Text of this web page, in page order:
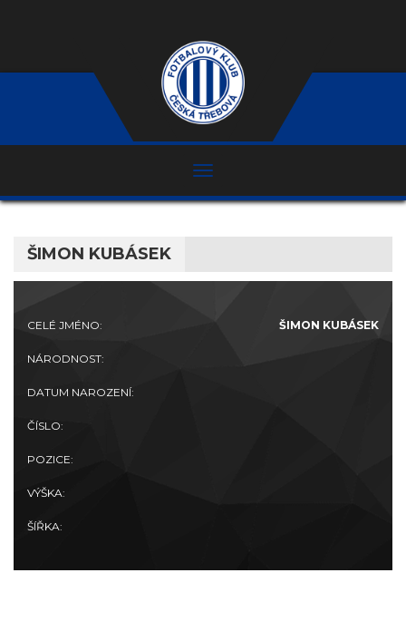
ŠIMON KUBÁSEK
CELÉ JMÉNO: ŠIMON KUBÁSEK
NÁRODNOST:
DATUM NAROZENÍ:
ČÍSLO:
POZICE:
VÝŠKA:
ŠÍŘKA: